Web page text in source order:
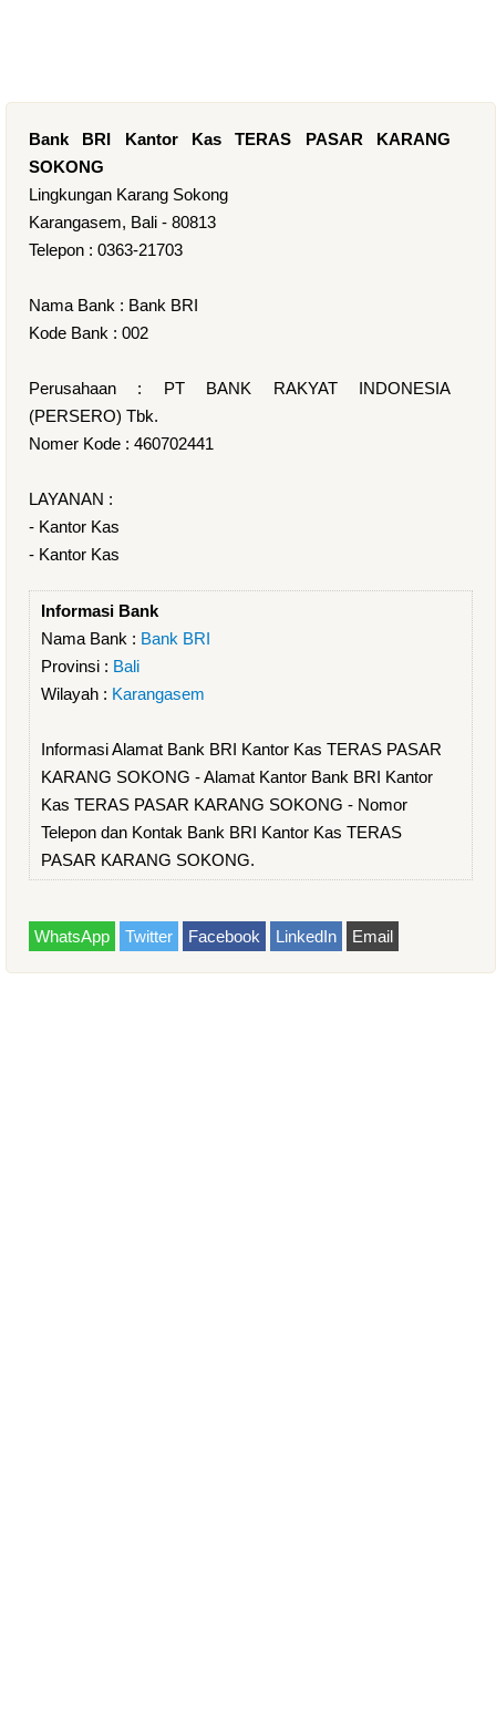
Bank BRI Kantor Kas TERAS PASAR KARANG
SOKONG
Lingkungan Karang Sokong
Karangasem, Bali - 80813
Telepon : 0363-21703
Nama Bank : Bank BRI
Kode Bank : 002
Perusahaan : PT BANK RAKYAT INDONESIA
(PERSERO) Tbk.
Nomer Kode : 460702441
LAYANAN :
- Kantor Kas
- Kantor Kas
Informasi Bank
Nama Bank : Bank BRI
Provinsi : Bali
Wilayah : Karangasem
Informasi Alamat Bank BRI Kantor Kas TERAS PASAR
KARANG SOKONG - Alamat Kantor Bank BRI Kantor
Kas TERAS PASAR KARANG SOKONG - Nomor
Telepon dan Kontak Bank BRI Kantor Kas TERAS
PASAR KARANG SOKONG.
WhatsApp Twitter Facebook LinkedIn Email